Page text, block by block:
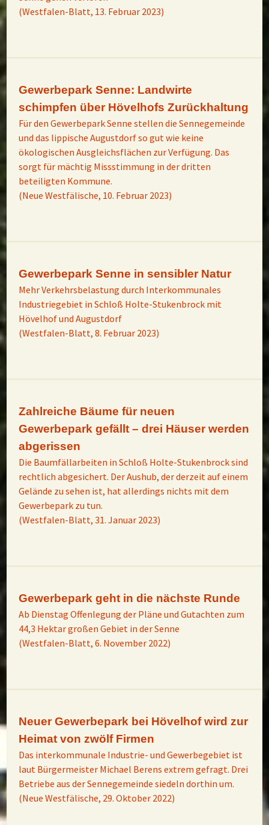
(Westfalen-Blatt, 13. Februar 2023)
Gewerbepark Senne: Landwirte
schimpfen über Hövelhofs Zurückhaltung
Für den Gewerbepark Senne stellen die Sennegemeinde
und das lippische Augustdorf so gut wie keine
ökologischen Ausgleichsflächen zur Verfügung. Das
sorgt für mächtig Missstimmung in der dritten
beteiligten Kommune.
(Neue Westfälische, 10. Februar 2023)
Gewerbepark Senne in sensibler Natur
Mehr Verkehrsbelastung durch Interkommunales
Industriegebiet in Schloß Holte-Stukenbrock mit
Hövelhof und Augustdorf
(Westfalen-Blatt, 8. Februar 2023)
Zahlreiche Bäume für neuen
Gewerbepark gefällt – drei Häuser werden
abgerissen
Die Baumfällarbeiten in Schloß Holte-Stukenbrock sind
rechtlich abgesichert. Der Aushub, der derzeit auf einem
Gelände zu sehen ist, hat allerdings nichts mit dem
Gewerbepark zu tun.
(Westfalen-Blatt, 31. Januar 2023)
Gewerbepark geht in die nächste Runde
Ab Dienstag Offenlegung der Pläne und Gutachten zum
44,3 Hektar großen Gebiet in der Senne
(Westfalen-Blatt, 6. November 2022)
Neuer Gewerbepark bei Hövelhof wird zur
Heimat von zwölf Firmen
Das interkommunale Industrie- und Gewerbegebiet ist
laut Bürgermeister Michael Berens extrem gefragt. Drei
Betriebe aus der Sennegemeinde siedeln dorthin um.
(Neue Westfälische, 29. Oktober 2022)